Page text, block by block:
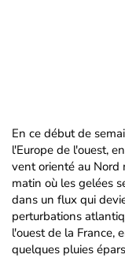
En ce début de
l'Europe de l'ouest,
vent orienté au Nord
matin où les gelées
dans un flux qui
perturbations
l'ouest de la France,
quelques pluies